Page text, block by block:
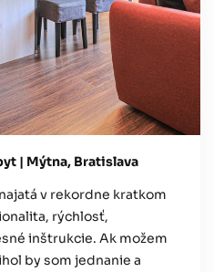
| Mýtna, Bratislava
v rekordne kratkom
rýchlosť,
inštrukcie. Ak možem
by som jednanie a